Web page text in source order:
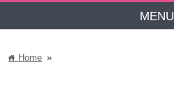
MENU
home Home »